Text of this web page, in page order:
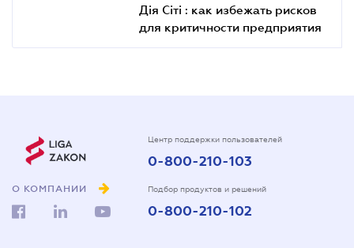
Дія Сіті : как избежать рисков
для критичности предприятия
О КОМПАНИИ
Центр поддержки пользователей
0-800-210-103
Подбор продуктов и решений
0-800-210-102